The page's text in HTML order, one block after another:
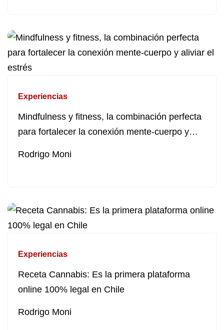
Experiencias
Mindfulness y fitness, la combinación perfecta
para fortalecer la conexión mente-cuerpo y
Rodrigo Moni
Experiencias
Receta Cannabis: Es la primera plataforma
online 100% legal en Chile
Rodrigo Moni